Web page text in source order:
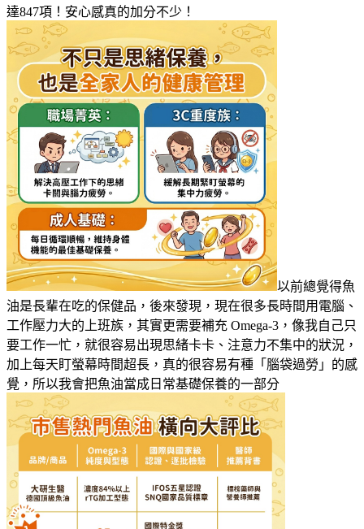
達847項！安心感真的加分不少！
以前總覺得魚
油是長輩在吃的保健品，後來發現，現在很多長時間用電腦、
工作壓力大的上班族，其實更需要補充 Omega-3，像我自己只
要工作一忙，就很容易出現思緒卡卡、注意力不集中的狀況，
加上每天盯螢幕時間超長，真的很容易有種「腦袋過勞」的感
覺，所以我會把魚油當成日常基礎保養的一部分